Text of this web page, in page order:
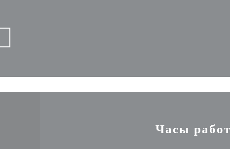
Часы